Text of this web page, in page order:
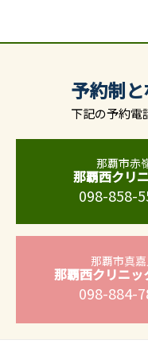
予約制と
下記の予約電
那覇市赤
那覇西クリ
098-858-
那覇市真
那覇西クリニッ
098-884-